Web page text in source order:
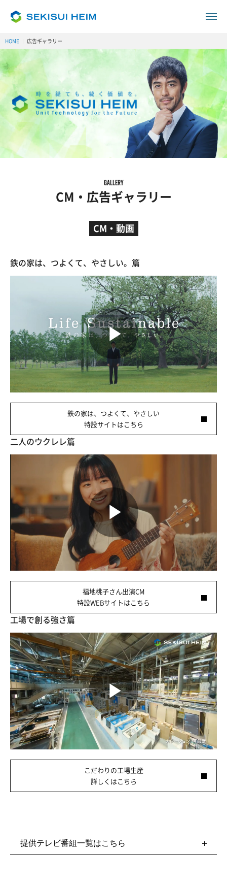
HOME 広告ギャラリー
gallery
CM・広告ギャラリー
CM・動画
鉄の家は、つよくて、やさしい。篇
Play
Video
鉄の家は、つよくて、やさしい
特設サイトはこちら
二人のウクレレ篇
Play
Video
福地桃子さん出演CM
特設WEBサイトはこちら
工場で創る強さ篇
Play
Video
こだわりの工場生産
詳しくはこちら
提供テレビ番組一覧はこちら